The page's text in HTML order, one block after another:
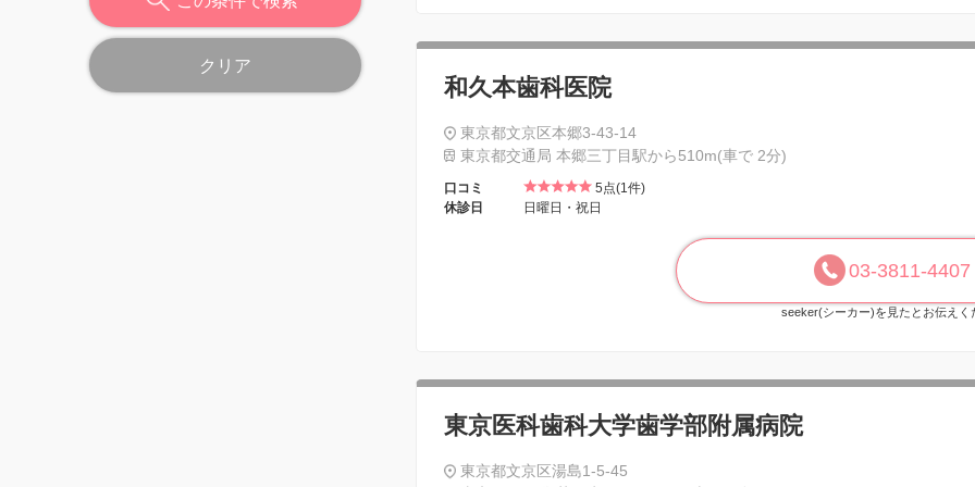
クリア
和久本歯科医院
東京都文京区本郷3-43-14
東京都交通局 本郷三丁目駅から510m(車で 2分)
口コミ
5点(1件)
休診日
日曜日・祝日
03-3811-4407
seeker(シーカー)を見たとお伝えく
東京医科歯科大学歯学部附属病院
東京都文京区湯島1-5-45